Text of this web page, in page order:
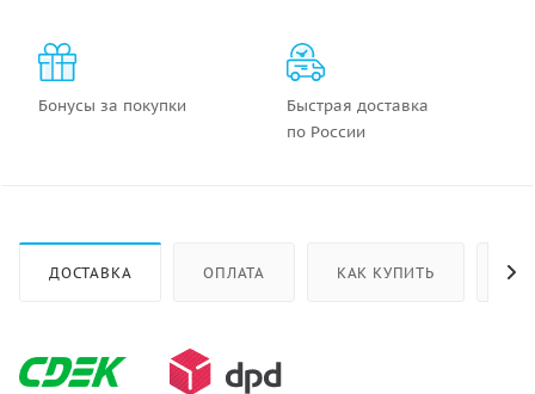
Бонусы за покупки
Быстрая доставка
по России
ДОСТАВКА ОПЛАТА КАК КУПИТЬ